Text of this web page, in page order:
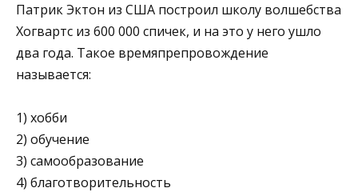
Патрик Эктон из США построил шко­лу волшебства
Хогвартс из 600 000 спичек, и на это у него ушло
два года. Такое времяпрепровождение
называется:
1) хобби
2) обучение
3) самообразование
4) благотворительность